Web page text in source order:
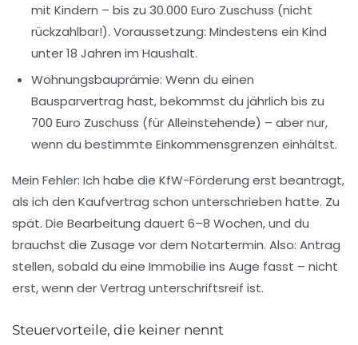
mit Kindern – bis zu 30.000 Euro Zuschuss (nicht
rückzahlbar!). Voraussetzung: Mindestens ein Kind
unter 18 Jahren im Haushalt.
Wohnungsbauprämie: Wenn du einen
Bausparvertrag hast, bekommst du jährlich bis zu
700 Euro Zuschuss (für Alleinstehende) – aber nur,
wenn du bestimmte Einkommensgrenzen einhältst.
Mein Fehler: Ich habe die KfW-Förderung erst beantragt,
als ich den Kaufvertrag schon unterschrieben hatte. Zu
spät. Die Bearbeitung dauert 6–8 Wochen, und du
brauchst die Zusage vordem Notartermin. Also: Antrag
stellen, sobald du eine Immobilie ins Auge fasst – nicht
erst, wenn der Vertrag unterschriftsreif ist.
Steuervorteile, die keiner nennt